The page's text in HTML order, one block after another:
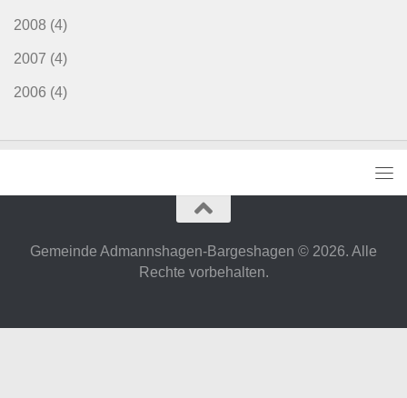
2008 (4)
2007 (4)
2006 (4)
Gemeinde Admannshagen-Bargeshagen © 2026. Alle
Rechte vorbehalten.